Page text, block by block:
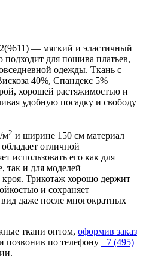
— мягкий и эластичный
подходит для пошива платьев,
одежды. Ткань с
40%, Спандекс 5%
хорошей растяжимостью и
удобную посадку и свободу
м2 и ширине 150 см материал
отличной
использовать его как для
так и для моделей
кроя. Трикотаж хорошо держит
и сохраняет
даже после многократных
ткани оптом, оформив заказ
позвонив по телефону +7 (495)